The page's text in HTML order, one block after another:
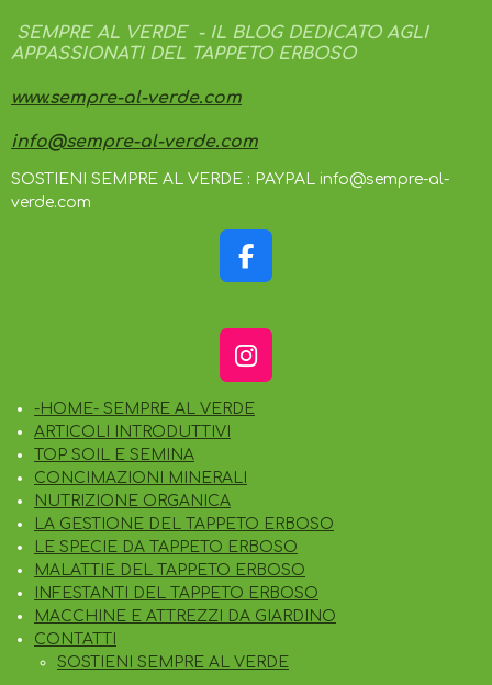
SEMPRE AL VERDE - IL BLOG DEDICATO AGLI
APPASSIONATI DEL TAPPETO ERBOSO
www.sempre-al-verde.com
info@sempre-al-verde.com
SOSTIENI SEMPRE AL VERDE : PAYPAL info@sempre-al-
verde.com
F
E
B
O
I
S
A
G
R
A
M
-HOME- SEMPRE AL VERDE
ARTICOLI INTRODUTTIVI
TOP SOIL E SEMINA
CONCIMAZIONI MINERALI
NUTRIZIONE ORGANICA
LA GESTIONE DEL TAPPETO ERBOSO
LE SPECIE DA TAPPETO ERBOSO
MALATTIE DEL TAPPETO ERBOSO
INFESTANTI DEL TAPPETO ERBOSO
MACCHINE E ATTREZZI DA GIARDINO
CONTATTI
SOSTIENI SEMPRE AL VERDE